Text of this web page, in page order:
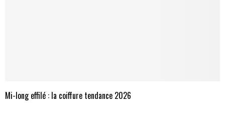
Mi-long effilé : la coiffure tendance 2026